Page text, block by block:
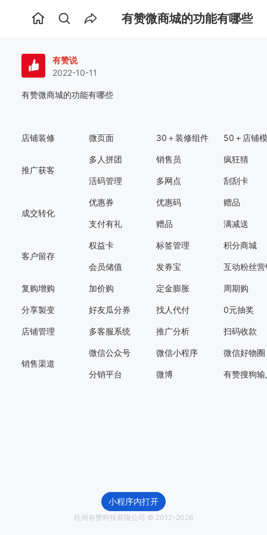
首
有赞微商城的功能有哪些
有赞说
2022-10-11
有赞微商城的功能有哪些
店铺装修 微页面 30＋装修组件 50＋店铺
推广获客
多人拼团 销售员 疯狂猜
活码管理 多网点 刮刮卡
成交转化
优惠券 优惠码 赠品
支付有礼 赠品 满减送
客户留存
权益卡 标签管理 积分商城
会员储值 发券宝 互动粉丝营
复购增购 加价购 定金膨胀 周期购
分享製变 好友瓜分券 找人代付 0元抽奖
店铺管理 多客服系统 推广分析 扫码收款
销售渠道
微信公众号 微信小程序 微信好物圈
分销平台 微博 有赞搜狗
小程序内打开
杭州有赞科技有限公司 © 2012-2026